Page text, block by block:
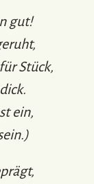
gut!
Stück,
ein,